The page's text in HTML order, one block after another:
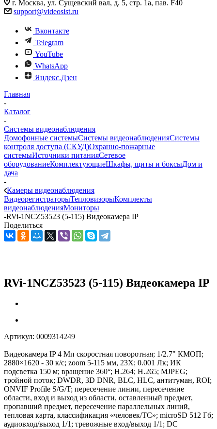
г. Москва, ул. Сущевский вал, д. 5, стр. 1а, пав. F40
support@videosist.ru
Вконтакте
Telegram
YouTube
WhatsApp
Яндекс.Дзен
Главная
-
Каталог
-
Системы видеонаблюдения
Домофонные системыСистемы видеонаблюденияСистемы
контроля доступа (СКУД)Охранно-пожарные
системыИсточники питанияСетевое
оборудованиеКомплектующиеШкафы, щиты и боксыДом и
дача
-
Камеры видеонаблюдения
ВидеорегистраторыТепловизорыКомплекты
видеонаблюденияМониторы
-RVi-1NCZ53523 (5-115) Видеокамера IP
Поделиться
RVi-1NCZ53523 (5-115) Видеокамера IP
Артикул: 0009314249
Видеокамера IP 4 Мп скоростная поворотная; 1/2.7" КМОП;
2880×1620 - 30 к/с; zoom 5-115 мм, 23X; 0.001 Лк; ИК
подсветка 150 м; вращение 360°; H.264; H.265; MJPEG;
тройной поток; DWDR, 3D DNR, BLC, HLC, антитуман, ROI;
ONVIF Profile S/G/T; пересечение линии, пересечение
области, вход и выход из области, оставленный предмет,
пропавший предмет, пересечение параллельных линий,
тепловая карта, классификация «человек/ТС»; microSD 512 Гб;
аудиовход/выход 1/1; тревожные вход/выход 1/1; DC